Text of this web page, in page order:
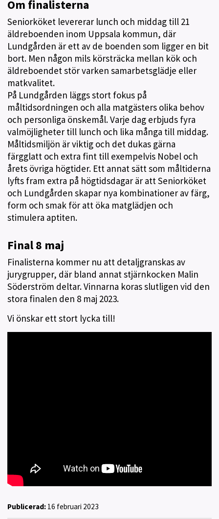
Om finalisterna
Seniorköket levererar lunch och middag till 21
äldreboenden inom Uppsala kommun, där
Lundgården är ett av de boenden som ligger en bit
bort. Men någon mils körsträcka mellan kök och
äldreboendet stör varken samarbetsglädje eller
matkvalitet.
På Lundgården läggs stort fokus på
måltidsordningen och alla matgästers olika behov
och personliga önskemål. Varje dag erbjuds fyra
valmöjligheter till lunch och lika många till middag.
Måltidsmiljön är viktig och det dukas gärna
färgglatt och extra fint till exempelvis Nobel och
årets övriga högtider. Ett annat sätt som måltiderna
lyfts fram extra på högtidsdagar är att Seniorköket
och Lundgården skapar nya kombinationer av färg,
form och smak för att öka matglädjen och
stimulera aptiten.
Final 8 maj
Finalisterna kommer nu att detaljgranskas av
jurygrupper, där bland annat stjärnkocken Malin
Söderström deltar. Vinnarna koras slutligen vid den
stora finalen den 8 maj 2023.
Vi önskar ett stort lycka till!
Publicerad: 16 februari 2023